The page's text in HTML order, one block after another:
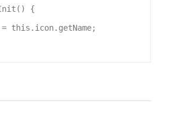
() {
= this . icon. getName;